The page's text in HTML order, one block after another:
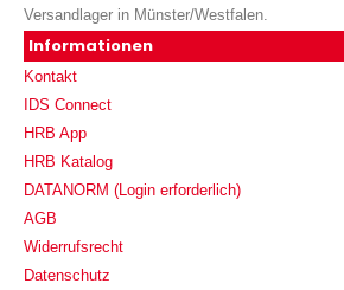
Versandlager in Münster/Westfalen.
Informationen
Kontakt
IDS Connect
HRB App
HRB Katalog
DATANORM (Login erforderlich)
AGB
Widerrufsrecht
Datenschutz